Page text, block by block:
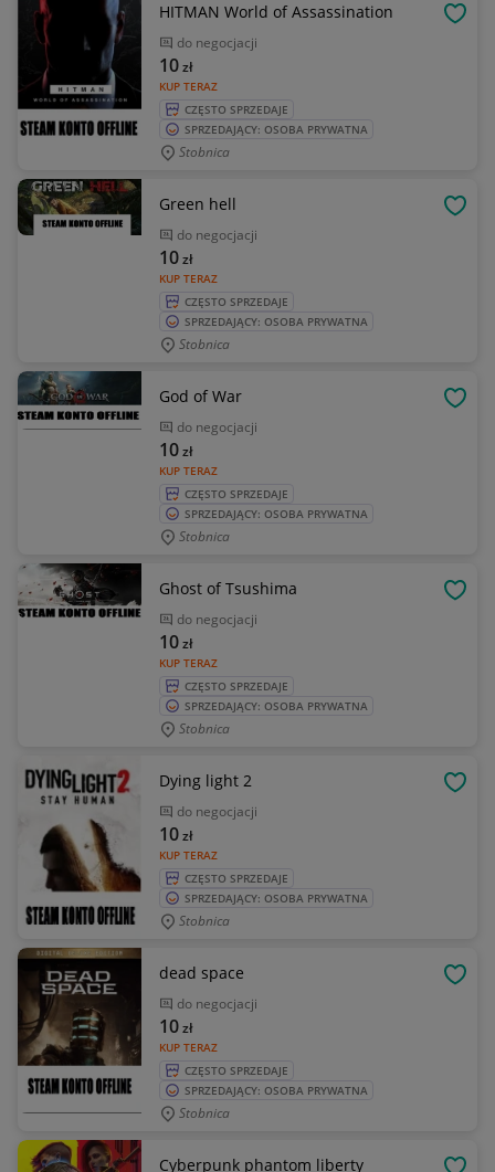
HITMAN World of Assassination
do negocjacji
KUP TERAZ
10zł
CZĘSTO SPRZEDAJE
SPRZEDAJĄCY: OSOBA PRYWATNA
Stobnica
Green hell
do negocjacji
KUP TERAZ
10zł
CZĘSTO SPRZEDAJE
SPRZEDAJĄCY: OSOBA PRYWATNA
Stobnica
God of War
do negocjacji
KUP TERAZ
10zł
CZĘSTO SPRZEDAJE
SPRZEDAJĄCY: OSOBA PRYWATNA
Stobnica
Ghost of Tsushima
do negocjacji
KUP TERAZ
10zł
CZĘSTO SPRZEDAJE
SPRZEDAJĄCY: OSOBA PRYWATNA
Stobnica
Dying light 2
do negocjacji
KUP TERAZ
10zł
CZĘSTO SPRZEDAJE
SPRZEDAJĄCY: OSOBA PRYWATNA
Stobnica
dead space
do negocjacji
KUP TERAZ
10zł
CZĘSTO SPRZEDAJE
SPRZEDAJĄCY: OSOBA PRYWATNA
Stobnica
Cyberpunk phantom liberty